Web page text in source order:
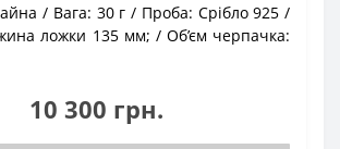
Вага: 30 г Проба: Срібло 925
ложки 135 мм;
Об’єм черпачка:
10 300 грн.